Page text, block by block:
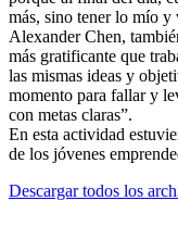
más, sino tener lo mío y
Alexander Chen,
más gratificante que
las mismas ideas y
momento para fallar y
con metas claras”.
En esta actividad
de los jóvenes
Descargar todos los